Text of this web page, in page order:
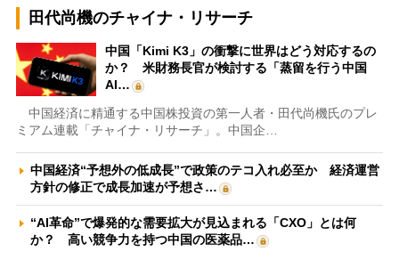
田代尚機のチャイナ・リサーチ
中国「Kimi K3」の衝撃に世界はどう対応するの
か？ 米財務長官が検討する「蒸留を行う中国
AI…
中国経済に精通する中国株投資の第一人者・田代尚機氏のプレ
ミアム連載「チャイナ・リサーチ」。中国企…
中国経済“予想外の低成長”で政策のテコ入れ必至か 経済運営
方針の修正で成長加速が予想さ…
“AI革命”で爆発的な需要拡大が見込まれる「CXO」とは何
か？ 高い競争力を持つ中国の医薬品…